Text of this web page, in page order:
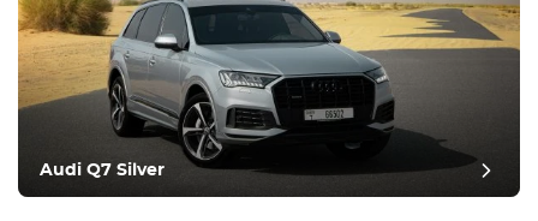
Audi Q7 Silver